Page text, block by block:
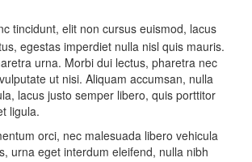
tincidunt, elit non cursus euismod, lacus
egestas imperdiet nulla nisl quis mauris.
urna. Morbi dui lectus, pharetra nec
ut nisi. Aliquam accumsan, nulla
lacus justo semper libero, quis porttitor
ligula.
orci, nec malesuada libero vehicula
urna eget interdum eleifend, nulla nibh